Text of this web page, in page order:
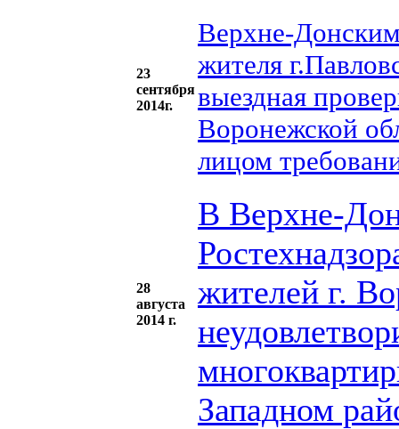
23
сентября
2014г.
Верхне-
жителя
выездная
Воронежской
лицом
28
августа
2014 г.
В Верхне-
жителей г.
Западном